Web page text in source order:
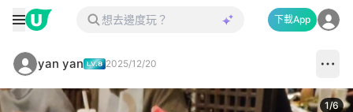
下載App
yan yan 2025/12/20
1/6